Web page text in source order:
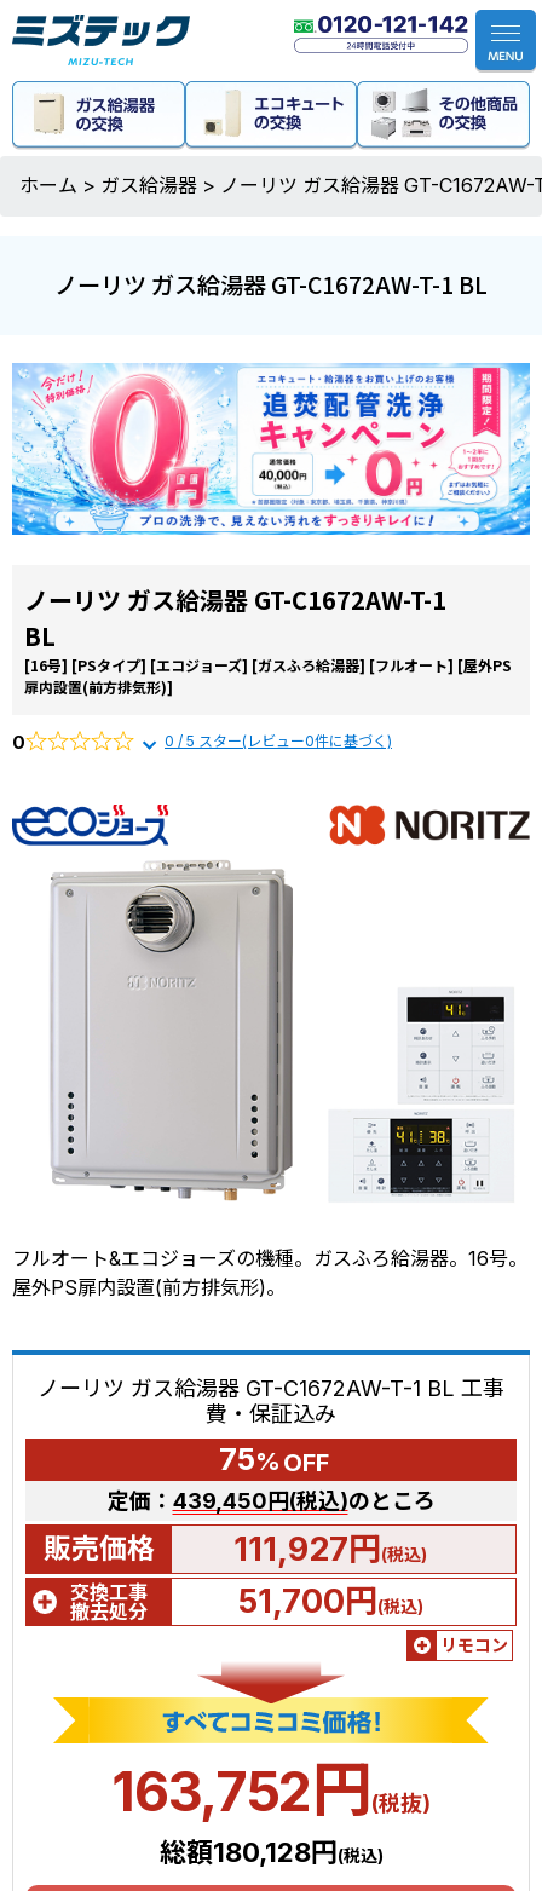
ホーム > ガス給湯器 > ノーリツ ガス給湯器 GT-C1672AW-
ノーリツ ガス給湯器 GT-C1672AW-T-1 BL
ノーリツ ガス給湯器 GT-C1672AW-T-1
BL
[16号] [PSタイプ] [エコジョーズ] [ガスふろ給湯器] [フルオート] [屋外PS
扉内設置(前方排気形)]
0 0 / 5 スター(レビュー0件に基づく)
フルオート&エコジョーズの機種。ガスふろ給湯器。16号。
屋外PS扉内設置(前方排気形)。
ノーリツ ガス給湯器 GT-C1672AW-T-1 BL 工事
費・保証込み
75% OFF
定価： 439,450円(税込)のところ
販売価格 111,927円(税込)
交換工事
撤去処分
51,700円(税込)
リモコン
163,752円(税抜)
総額180,128円(税込)